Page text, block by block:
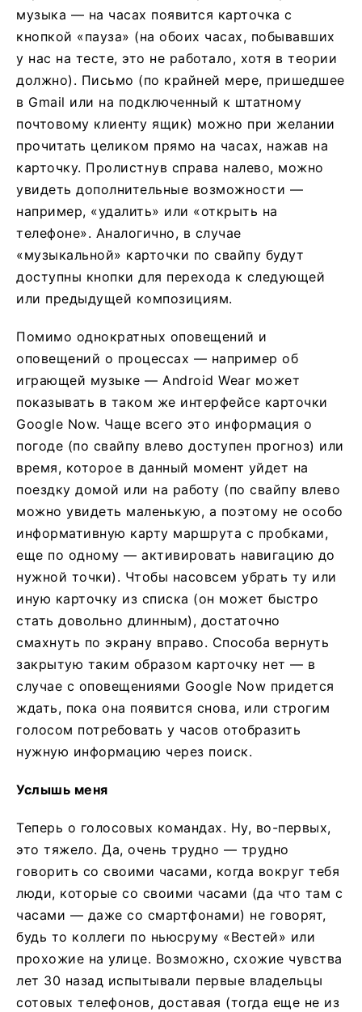
музыка — на часах появится карточка с
кнопкой «пауза» (на обоих часах, побывавших
у нас на тесте, это не работало, хотя в теории
должно). Письмо (по крайней мере, пришедшее
в Gmail или на подключенный к штатному
почтовому клиенту ящик) можно при желании
прочитать целиком прямо на часах, нажав на
карточку. Пролистнув справа налево, можно
увидеть дополнительные возможности —
например, «удалить» или «открыть на
телефоне». Аналогично, в случае
«музыкальной» карточки по свайпу будут
доступны кнопки для перехода к следующей
или предыдущей композициям.
Помимо однократных оповещений и
оповещений о процессах — например об
играющей музыке — Android Wear может
показывать в таком же интерфейсе карточки
Google Now. Чаще всего это информация о
погоде (по свайпу влево доступен прогноз) или
время, которое в данный момент уйдет на
поездку домой или на работу (по свайпу влево
можно увидеть маленькую, а поэтому не особо
информативную карту маршрута с пробками,
еще по одному — активировать навигацию до
нужной точки). Чтобы насовсем убрать ту или
иную карточку из списка (он может быстро
стать довольно длинным), достаточно
смахнуть по экрану вправо. Способа вернуть
закрытую таким образом карточку нет — в
случае с оповещениями Google Now придется
ждать, пока она появится снова, или строгим
голосом потребовать у часов отобразить
нужную информацию через поиск.
Услышь меня
Теперь о голосовых командах. Ну, во-первых,
это тяжело. Да, очень трудно — трудно
говорить со своими часами, когда вокруг тебя
люди, которые со своими часами (да что там с
часами — даже со смартфонами) не говорят,
будь то коллеги по ньюсруму «Вестей» или
прохожие на улице. Возможно, схожие чувства
лет 30 назад испытывали первые владельцы
сотовых телефонов, доставая (тогда еще не из